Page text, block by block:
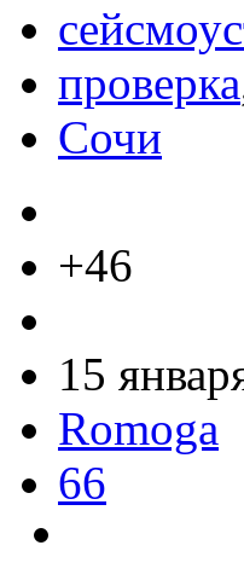
проверка
Сочи
+46
15
Romoga
66